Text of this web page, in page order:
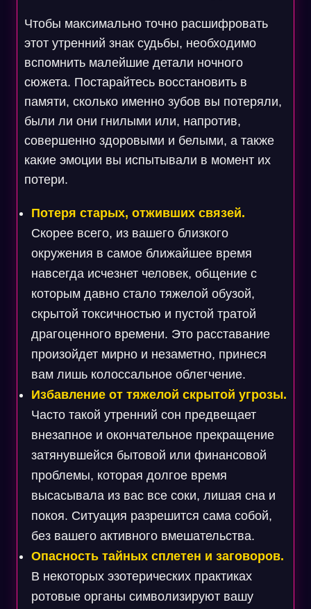
Чтобы максимально точно расшифровать
этот утренний знак судьбы, необходимо
вспомнить малейшие детали ночного
сюжета. Постарайтесь восстановить в
памяти, сколько именно зубов вы потеряли,
были ли они гнилыми или, напротив,
совершенно здоровыми и белыми, а также
какие эмоции вы испытывали в момент их
потери.
Потеря старых, отживших связей.
Скорее всего, из вашего близкого
окружения в самое ближайшее время
навсегда исчезнет человек, общение с
которым давно стало тяжелой обузой,
скрытой токсичностью и пустой тратой
драгоценного времени. Это расставание
произойдет мирно и незаметно, принеся
вам лишь колоссальное облегчение.
Избавление от тяжелой скрытой угрозы.
Часто такой утренний сон предвещает
внезапное и окончательное прекращение
затянувшейся бытовой или финансовой
проблемы, которая долгое время
высасывала из вас все соки, лишая сна и
покоя. Ситуация разрешится сама собой,
без вашего активного вмешательства.
Опасность тайных сплетен и заговоров.
В некоторых эзотерических практиках
ротовые органы символизируют вашу